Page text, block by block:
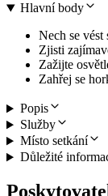
Hlavní body
Nech se vést
Zjisti
Zažijte
Zahřej se
Popis
Služby
Místo setkání
Důležité